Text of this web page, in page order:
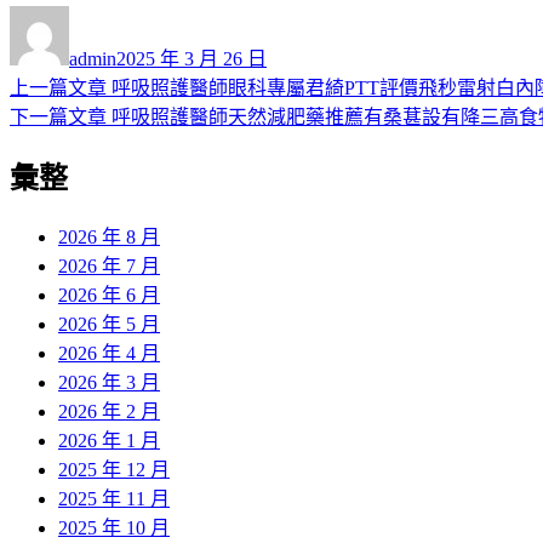
者
admin佈
日
期:
2025 年 3 月 26 日
文
章
導
上一篇文章 上
一
呼吸照護醫師眼科專屬君綺PTT評價飛秒雷射白內
下一篇文章 下
章:
呼吸照護醫師天然減肥藥推薦有桑葚設有降三高食
彙整
2026 年 8 月
2026 年 7 月
2026 年 6 月
2026 年 5 月
2026 年 4 月
2026 年 3 月
2026 年 2 月
2026 年 1 月
2025 年 12 月
2025 年 11 月
2025 年 10 月